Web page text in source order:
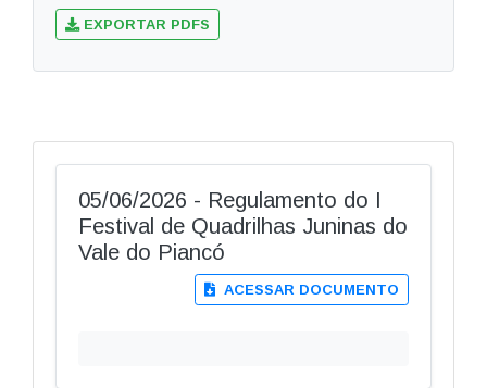
EXPORTAR PDFS
05/06/2026 - Regulamento do I
Festival de Quadrilhas Juninas do
Vale do Piancó
ACESSAR DOCUMENTO